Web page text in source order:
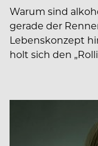
Warum sind
gerade der
Lebenskonzept
holt sich den